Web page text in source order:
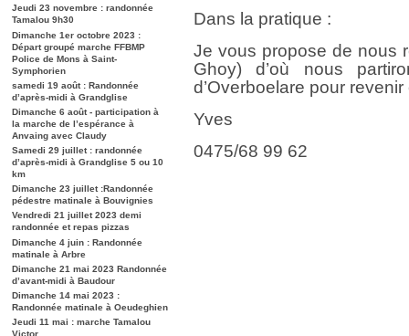
Jeudi 23 novembre : randonnée
Tamalou 9h30
Dimanche 1er octobre 2023 :
Départ groupé marche FFBMP
Police de Mons à Saint-
Symphorien
samedi 19 août : Randonnée
d’après-midi à Grandglise
Dimanche 6 août - participation à
la marche de l’espérance à
Anvaing avec Claudy
Samedi 29 juillet : randonnée
d’après-midi à Grandglise 5 ou 10
km
Dimanche 23 juillet :Randonnée
pédestre matinale à Bouvignies
Vendredi 21 juillet 2023 demi
randonnée et repas pizzas
Dimanche 4 juin : Randonnée
matinale à Arbre
Dimanche 21 mai 2023 Randonnée
d’avant-midi à Baudour
Dimanche 14 mai 2023 :
Randonnée matinale à Oeudeghien
Jeudi 11 mai : marche Tamalou
Victor
Dans la pratique :
Je vous propose de nous
Ghoy) d’où nous
d’Overboelare pour
Yves
0475/68 99 62